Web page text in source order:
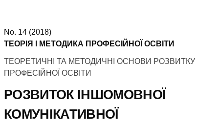
No. 14 (2018)
ТЕОРІЯ І МЕТОДИКА ПРОФЕСІЙНОЇ ОСВІТИ
ТЕОРЕТИЧНІ ТА МЕТОДИЧНІ ОСНОВИ РОЗВИТКУ
ПРОФЕСІЙНОЇ ОСВІТИ
РОЗВИТОК ІНШОМОВНОЇ
КОМУНІКАТИВНОЇ